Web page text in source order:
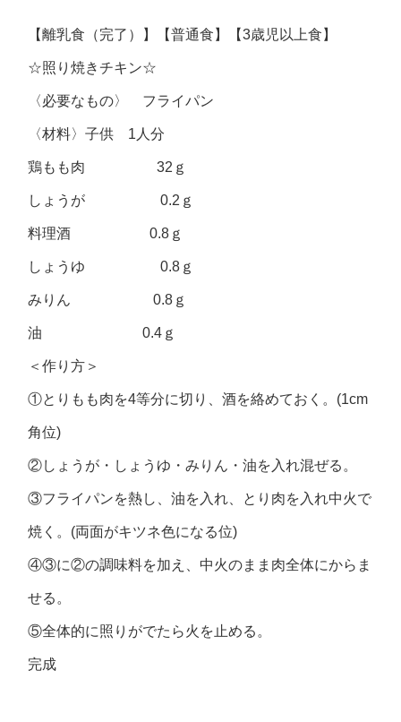
【離乳食（完了）】【普通食】【3歳児以上食】
☆照り焼きチキン☆
〈必要なもの〉 フライパン
〈材料〉子供 1人分
鶏もも肉 32ｇ
しょうが 0.2ｇ
料理酒 0.8ｇ
しょうゆ 0.8ｇ
みりん 0.8ｇ
油 0.4ｇ
＜作り方＞
①とりもも肉を4等分に切り、酒を絡めておく。(1cm
角位)
②しょうが・しょうゆ・みりん・油を入れ混ぜる。
③フライパンを熱し、油を入れ、とり肉を入れ中火で
焼く。(両面がキツネ色になる位)
④③に②の調味料を加え、中火のまま肉全体にからま
せる。
⑤全体的に照りがでたら火を止める。
完成